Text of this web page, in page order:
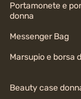
Portamonete e
donna
Messenger Bag
Marsupio e borsa
Beauty case